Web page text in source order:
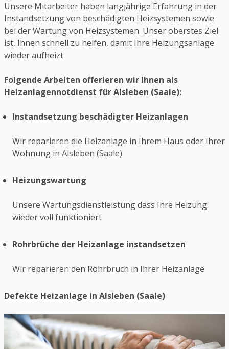
Unsere Mitarbeiter haben langjährige Erfahrung in der
Instandsetzung von beschädigten Heizsystemen sowie
bei der Wartung von Heizsystemen. Unser oberstes Ziel
ist, Ihnen schnell zu helfen, damit Ihre Heizungsanlage
wieder aufheizt.
Folgende Arbeiten offerieren wir Ihnen als
Heizanlagennotdienst für Alsleben (Saale):
Instandsetzung beschädigter Heizanlagen
Wir reparieren die Heizanlage in Ihrem Haus oder Ihrer
Wohnung in Alsleben (Saale)
Heizungswartung
Unsere Wartungsdienstleistung dass Ihre Heizung
wieder voll funktioniert
Rohrbrüche der Heizanlage instandsetzen
Wir reparieren den Rohrbruch in Ihrer Heizanlage
Defekte Heizanlage in Alsleben (Saale)